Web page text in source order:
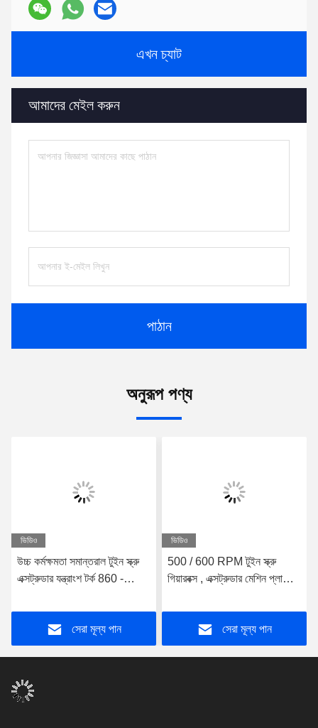
এখন চ্যাট
আমাদের মেইল করুন
পাঠান
অনুরূপ পণ্য
ভিডিও
উচ্চ কর্মক্ষমতা সমান্তরাল টুইন স্ক্রু
এক্সট্রুডার যন্ত্রাংশ টর্ক 860 -
সেরা মূল্য পান
ভিডিও
500 / 600 RPM টুইন স্ক্রু
গিয়ারবক্স , এক্সট্রুডার মেশিন প্লাস্টিক
এক্সট্রুডার মূল্য মেশিন বিক্রয়
সেরা মূল্য পান